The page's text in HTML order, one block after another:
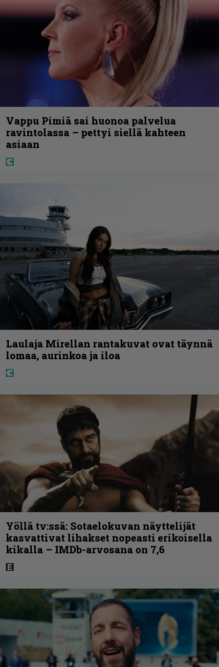
Vappu Pimiä sai huonoa palvelua
ravintolassa – pettyi siellä kahteen
asiaan
Laulaja Mirellan rantakuvat ovat täynnä
lomaa, aurinkoa ja iloa
Yöllä tv:ssä: Sotaelokuvan näyttelijät
kasvattivat lihakset nopeasti erikoisella
kikalla – IMDb-arvosana on 7,6